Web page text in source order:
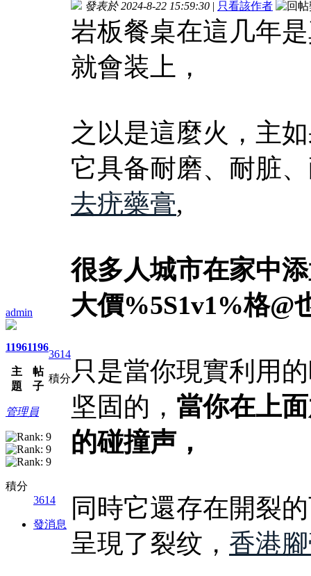
admin
1196
主
題
1196
帖
子
3614
積分
管理員
積分
3614
發消息
發表於 2024-8-22 15:59:30 | 只看該作者
岩板餐桌在這几年
就會装上，
之以是這麼火，主
它具备耐磨、耐脏
去疣藥膏,
很多人城市在家中
大價%5S1v1%格@
只是當你現實利用
坚固的， 當你在上
的碰撞声，
同時它還存在開裂
呈現了裂纹， 香港